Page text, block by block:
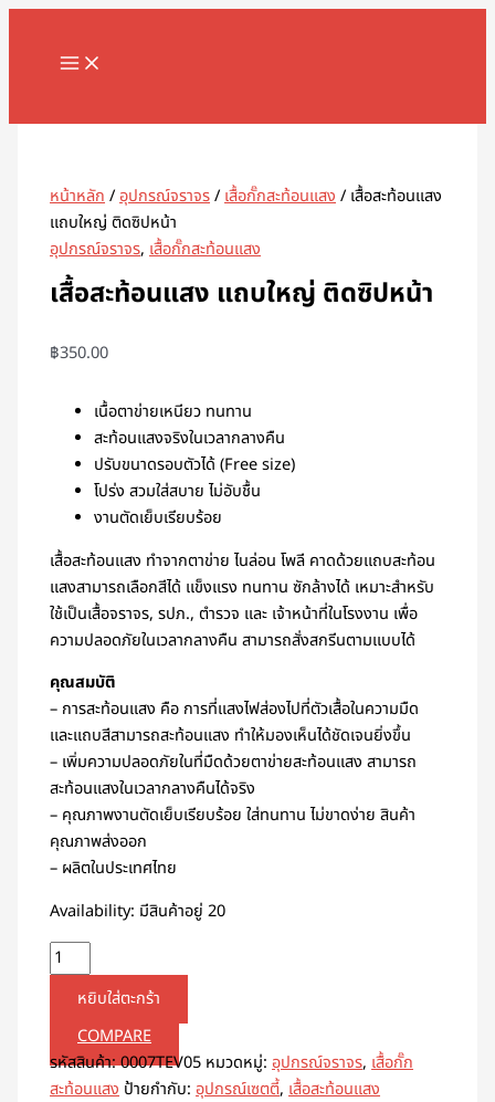
Skip
content
MAIN
หน้าหลัก/อุปกรณ์จราจร/เสื้อกั๊กสะท้อนแสง/ เสื้อสะท้อนแสง
แถบใหญ่ ติดซิปหน้า
อุปกรณ์จราจร,เสื้อกั๊กสะท้อนแสง
เสื้อสะท้อนแสง แถบใหญ่ ติดซิปหน้า
฿350.00
เนื้อตาข่ายเหนียว ทนทาน
สะท้อนแสงจริงในเวลากลางคืน
ปรับขนาดรอบตัวได้ (Free size)
โปร่ง สวมใส่สบาย ไม่อับชื้น
งานตัดเย็บเรียบร้อย
เสื้อสะท้อนแสง ทำจากตาข่าย ไนล่อน โพลี คาดด้วยแถบสะท้อน
แสงสามารถเลือกสีได้ แข็งแรง ทนทาน ซักล้างได้ เหมาะสำหรับ
ใช้เป็นเสื้อจราจร, รปภ., ตำรวจ และ เจ้าหน้าที่ในโรงงาน เพื่อ
ความปลอดภัยในเวลากลางคืน สามารถสั่งสกรีนตามแบบได้
คุณสมบัติ
– การสะท้อนแสง คือ การที่แสงไฟส่องไปที่ตัวเสื้อในความมืด
และแถบสีสามารถสะท้อนแสง ทำให้มองเห็นได้ชัดเจนยิ่งขึ้น
– เพิ่มความปลอดภัยในที่มืดด้วยตาข่ายสะท้อนแสง สามารถ
สะท้อนแสงในเวลากลางคืนได้จริง
– คุณภาพงานตัดเย็บเรียบร้อย ใส่ทนทาน ไม่ขาดง่าย สินค้า
คุณภาพส่งออก
– ผลิตในประเทศไทย
Availability: มีสินค้าอยู่ 20
จำนวน
สะท้อน
แถบ
ซิป
หน้า
ชิ้น
หยิบใส่ตะกร้า
COMPARE
รหัสสินค้า:0007TEV05 หมวดหมู่:อุปกรณ์จราจร,เสื้อกั๊ก
สะท้อนแสง ป้ายกำกับ:อุปกรณ์เซตตี้,เสื้อสะท้อนแสง